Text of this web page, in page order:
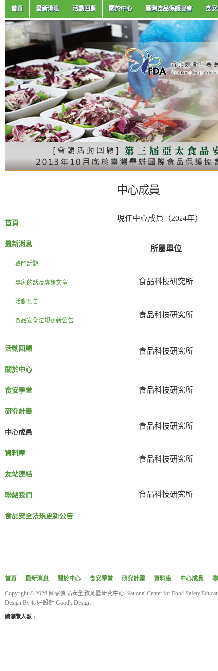
首頁 最新消息 活動回顧 關於中心 臺灣食品保護協會 食
中心成員
首頁
最新消息
熱門話題
專家的話及專論文章
活動預告
食品安全法規更新公告
活動回顧
關於中心
食安學堂
研究計畫
中心成員
資料庫
友站連結
聯絡我們
食品安全法規更新公告
現任中心成員（2024年）
所屬單位
食品科技研究所
食品科技研究所
食品科技研究所
食品科技研究所
食品科技研究所
食品科技研究所
食品科技研究所
首頁 最新消息 關於中心 食安學堂 研究計畫 資料庫 中心成員
Copyright © 2026 國家食品安全教育暨研究中心 National Center for Food Safety
Design By 很好設計 Good's Design
總瀏覽人數 :